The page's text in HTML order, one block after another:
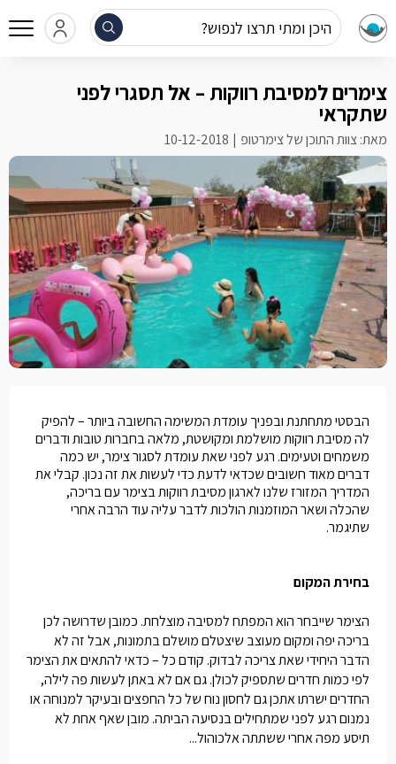
היכן ומתי תרצו לנפוש?
צימרים למסיבת רווקות – אל תסגרי לפני
שתקראי
מאת: צוות התוכן של צימרטופ 10-12-2018
הבסטי מתחתנת ובפניך עומדת המשימה החשובה ביותר – להפיק
לה מסיבת רווקות מושלמת ומקושטת, מלאה בחברות טובות ודברים
משמחים וטעימים. רגע לפני שאת עומדת לסגור צימר, יש כמה
דברים מאוד חשובים שכדאי לדעת כדי לעשות את זה נכון. קבלי את
המדריך המזורז שלנו לארגון מסיבת רווקות בצימר עם בריכה,
שהכלה ושאר המוזמנות הולכות לדבר עליה עוד הרבה אחרי
שתיגמר.
בחירת המקום
הצימר שייבחר הוא המפתח למסיבה מוצלחת. כמובן שדרושה לכן
בריכה יפה ומקום מעוצב שיצטלם מושלם בתמונות, אבל זה לא
הדבר היחידי שאת צריכה לבדוק. קודם כל – כדאי להתאים את הצימר
לפי כמות חדרים שתספיק לכולן. גם אם לא באתן לעשות פה לילה,
החדרים ישרתו אתכן גם לחסון נוח של כל החפצים ובעיקר למנוחה או
נמנום רגע לפני שמתחילים בנסיעה הביתה. מובן שאף אחת לא
תיסע מפה אחרי ששתתה אלכוהול...